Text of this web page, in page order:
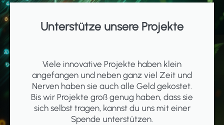
Unterstütze unsere Projekte
Viele innovative Projekte haben klein
angefangen und neben ganz viel Zeit und
Nerven haben sie auch alle Geld gekostet.
Bis wir Projekte groß genug haben, dass sie
sich selbst tragen, kannst du uns mit einer
Spende unterstützen.